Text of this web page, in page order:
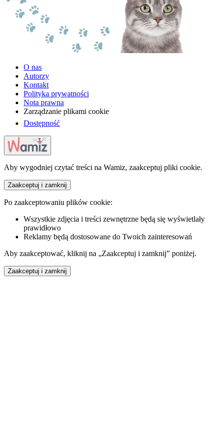
O nas
Autorzy
Kontakt
Polityka prywatności
Nota prawna
Zarządzanie plikami cookie
Dostępność
Aby wygodniej czytać treści na Wamiz, zaakceptuj pliki cookie.
Zaakceptuj i zamknij
Po zaakceptowaniu plików cookie:
Wszystkie zdjęcia i treści zewnętrzne będą się wyświetlały
prawidłowo
Reklamy będą dostosowane do Twoich zainteresowań
Aby zaakceptować, kliknij na „Zaakceptuj i zamknij” poniżej.
Zaakceptuj i zamknij